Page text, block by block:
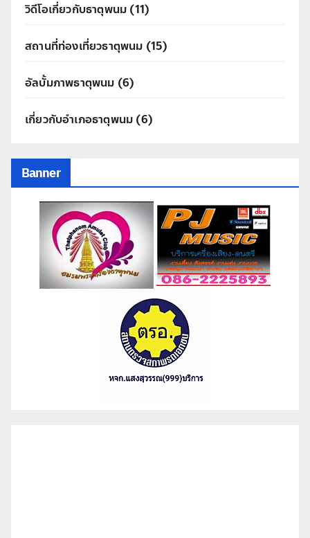
วิดีโอเกี่ยวกับธาตุพนม (11)
สถานที่ท่องเที่ยวธาตุพนม (15)
อัลบั้มภาพธาตุพนม (6)
เกี่ยวกับอำเภอธาตุพนม (6)
Banner